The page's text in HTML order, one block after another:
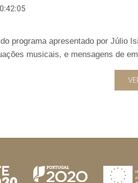
programa apresentado por Júlio
musicais, e mensagens de